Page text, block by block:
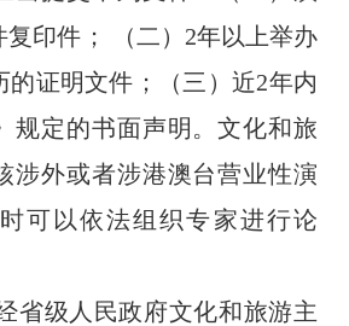
印件；
（二） 2年以上举办
的证明文件；（三）近2年内
规定的书面声明。文化和旅
涉外或者涉港澳台营业性演
可以依法组织专家进行论
省级人民政府文化和旅游主